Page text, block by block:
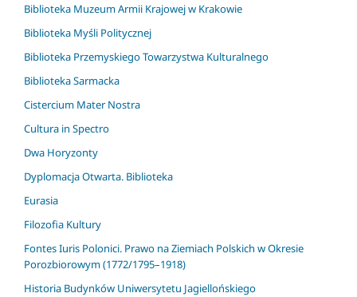
Biblioteka Muzeum Armii Krajowej w Krakowie
Biblioteka Myśli Politycznej
Biblioteka Przemyskiego Towarzystwa Kulturalnego
Biblioteka Sarmacka
Cistercium Mater Nostra
Cultura in Spectro
Dwa Horyzonty
Dyplomacja Otwarta. Biblioteka
Eurasia
Filozofia Kultury
Fontes Iuris Polonici. Prawo na Ziemiach Polskich w Okresie
Porozbiorowym (1772/1795–1918)
Historia Budynków Uniwersytetu Jagiellońskiego